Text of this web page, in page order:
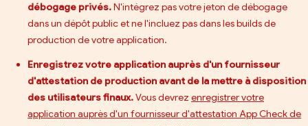
débogage privés.N'intégrez pas votre jeton de débogage
dans un dépôt public et ne l'incluez pas dans les builds de
production de votre application.
Enregistrez votre application auprès d'un fournisseur
d'attestation de production avant de la mettre à disposition
des utilisateurs finaux.Vous devrez enregistrer votre
application auprès d'un fournisseur d'attestation App Check de